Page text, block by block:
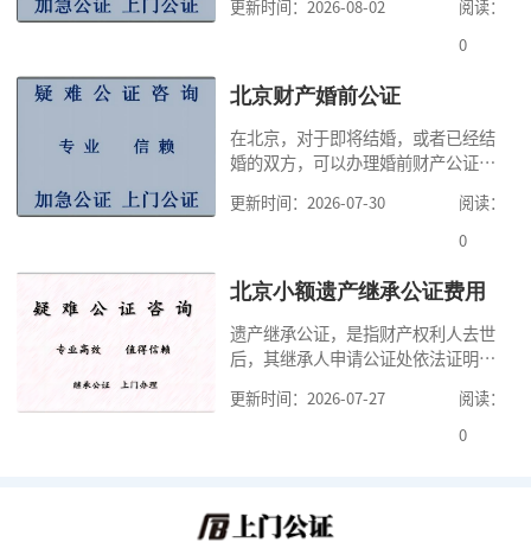
高公证事项的效力，固定证据，但是
很多人不知道在北京办理公证需要多
家，办理公证的时候除了需要按照公
道北京公证需要什么材料,北京公证需
要多少钱？北京公
更新时间：2026-08-02
阅读：
0
北京财产婚前公证
在北京，对于即将结婚，或者已经结
婚的双方，可以办理婚前财产公证，
式，可以避免个人财产引发的纠纷，
但是，在北京办理婚前财产公证，除
料外，公证咨询告诉大家，我们有必
京婚前财产公证机构？了解这些不仅
有利于我们根
更新时间：2026-07-30
阅读：
0
北京小额遗产继承公证费用
遗产继承公证，是指财产权利人去世
后，其继承人申请公证处依法证明继
的证明活动。通过公证，继承人可以
拿着享有继承权的公证书办理遗产过
费。我们在办理继承公证的时候，需
更新时间：2026-07-27
阅读：
0